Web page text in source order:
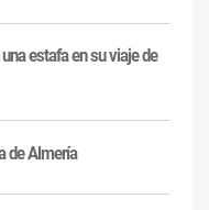
estafa en su viaje de
de Almería